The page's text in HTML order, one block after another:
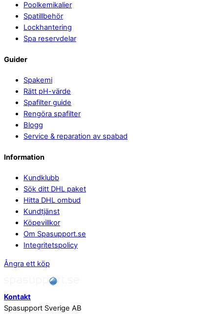
Poolkemikalier
Spatillbehör
Lockhantering
Spa reservdelar
Guider
Spakemi
Rätt pH-värde
Spafilter guide
Rengöra spafilter
Blogg
Service & reparation av spabad
Information
Kundklubb
Sök ditt DHL paket
Hitta DHL ombud
Kundtjänst
Köpevillkor
Om Spasupport.se
Integritetspolicy
Ångra ett köp
Kontakt
Spasupport Sverige AB